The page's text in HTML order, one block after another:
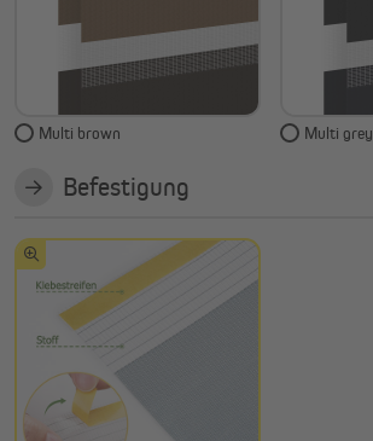
Multi brown Multi grey
Befestigung